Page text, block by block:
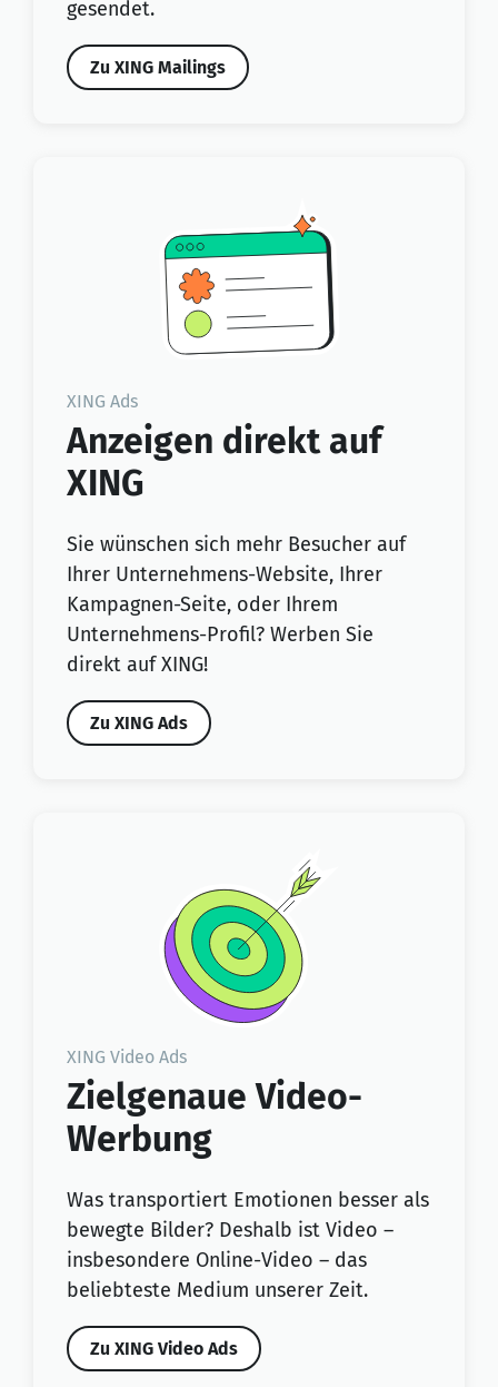
gesendet.
Zu XING Mailings
XING Ads
Anzeigen direkt auf
XING
Sie wünschen sich mehr Besucher auf
Ihrer Unternehmens-Website, Ihrer
Kampagnen-Seite, oder Ihrem
Unternehmens-Profil? Werben Sie
direkt auf XING!
Zu XING Ads
XING Video Ads
Zielgenaue Video-
Werbung
Was transportiert Emotionen besser als
bewegte Bilder? Deshalb ist Video –
insbesondere Online-Video – das
beliebteste Medium unserer Zeit.
Zu XING Video Ads